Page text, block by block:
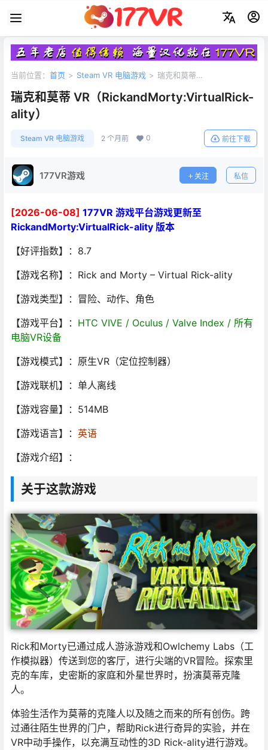
当前位置： 首页 > Steam VR 电脑游戏 > 瑞克和莫蒂
瑞克和莫蒂 VR（RickandMorty:VirtualRick-
ality）
Steam VR 电脑游戏 2 个月前 0 前往下载
177VR游戏 关注 私信
[2026-06-08] 177VR 游戏平台游戏更新至
RickandMorty:VirtualRick-ality 版本
【好评指数】：8.7
【游戏名称】：Rick and Morty – Virtual Rick-ality
【游戏类型】：冒险、动作、角色
【游戏平台】： HTC VIVE / Oculus / Valve Index / 所有
电脑VR设备
【游戏模式】：原生VR（定位控制器）
【游戏联机】：单人离线
【游戏容量】：514MB
【游戏语言】： 英语
【游戏介绍】：
关于这款游戏
Rick和Morty已通过成人游泳游戏和Owlchemy Labs（工
作模拟器）传送到您的客厅，进行尖端的VR冒险。探索里
克的车库，史密斯的家庭和外星世界时，扮演莫蒂克隆
人。
体验生活作为莫蒂的克隆人以及随之而来的所有创伤。跨
过通往陌生世界的门户，帮助Rick进行奇异的实验，并在
VR中动手操作，以充满互动性的3D Rick-ality进行游戏。